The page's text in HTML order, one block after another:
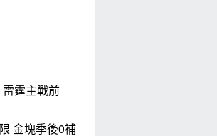
霆主戰前
金塊季後0補